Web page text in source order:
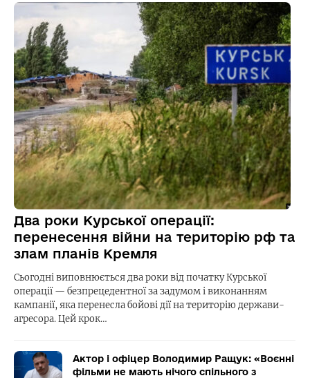
Два роки Курської операції:
перенесення війни на територію рф та
злам планів Кремля
Сьогодні виповнюється два роки від початку Курської
операції — безпрецедентної за задумом і виконанням
кампанії, яка перенесла бойові дії на територію держави-
агресора. Цей крок…
Актор і офіцер Володимир Ращук: «Воєнні
фільми не мають нічого спільного з